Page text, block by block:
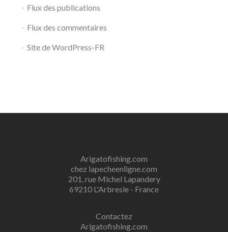
Flux des publications
Flux des commentaires
Site de WordPress-FR
Arigatofishing.com
chez lapecheenligne.com
201, rue Michel Lapandery
69210 L'Arbresle - France
Contactez
Arigatofishing.com